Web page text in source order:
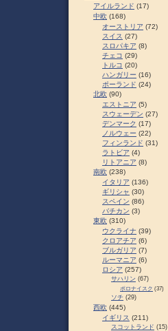
アイルランド (17)
中欧 (168)
オーストリア (72)
スイス (27)
スロパキア (8)
チェコ (29)
トルコ (20)
ハンガリー (16)
ポーランド (24)
北欧 (90)
エストニア (5)
スウェーデン (27)
デンマーク (17)
ノルウェー (22)
フィンランド (31)
ラトビア (4)
リトアニア (8)
南欧 (238)
イタリア (136)
ギリシャ (30)
スペイン (86)
バチカン (3)
東欧 (310)
ウクライナ (39)
クロアチア (6)
ブルガリア (7)
ルーマニア (6)
ロシア (257)
サハリン (67)
ポロナイスク (37)
ソチ (29)
西欧 (445)
イギリス (211)
スコットランド (15)